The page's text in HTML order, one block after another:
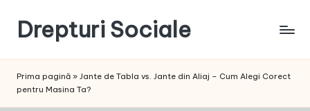
content
Drepturi Sociale
Sociale:
Prima pagină » Jante de Tabla vs. Jante din Aliaj – Cum Alegi Corect
pentru Masina Ta?